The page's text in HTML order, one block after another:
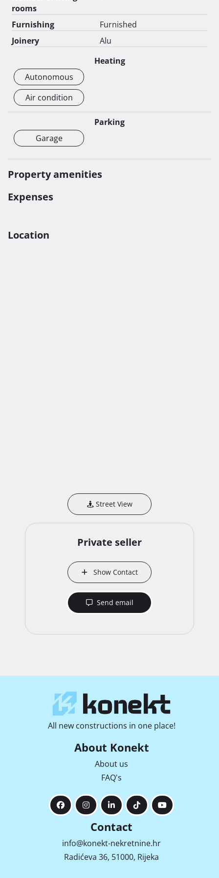
katu se nalazi jedan komforan apartman od 70m2 sa
terasom površine 20m2.
Posjetite nas i otkrijte svoj novi dom u Podstrani -
rooms
Furnishing
Furnished
Joinery
Alu
Heating
Autonomous
Air condition
Parking
Garage
Property amenities
Expenses
Location
Street View
Private seller
Show Contact
Send email
All new constructions in one place!
About Konekt
About us
FAQ's
Contact
info@konekt-nekretnine.hr
Radićeva 36, 51000, Rijeka